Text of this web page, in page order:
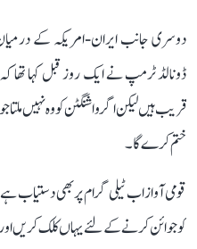
دوسری جانب ایران-امریکہ کے
ڈونالڈ ٹرمپ نے ایک روز قبل کہا تھا
قریب ہیں لیکن اگر واشنگٹن کو وہ نہیں ملتا
ختم کرے گا۔
قومی آواز اب ٹیلی گرام پر بھی
کو جوائن کرنے کے لئے یہاں کلک کریں